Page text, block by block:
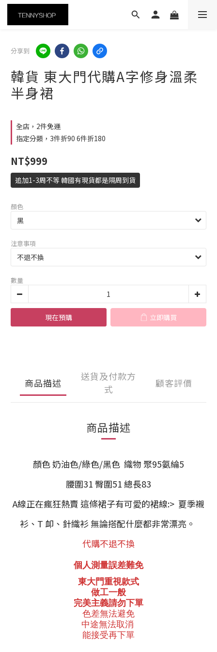
分享到
韓貨 東大門代購A字修身溫柔
半身裙
全店，2件免運
指定分類，3件折90 6件折180
NT$999
追加1-3周不等 韓國有現貨都是隔周到貨
顏色
注意事項
數量
現在預購 立即購買
商品描述
送貨及付款方
式
顧客評價
商品描述
顏色 奶油色/綠色/黑色 織物 聚95氨綸5
腰圍31 臀圍51 總長83
A線正在瘋狂熱賣 這條裙子有可愛的裙線:> 夏季襯
衫、T 卹、針織衫 無論搭配什麼都非常漂亮。
代購不退不換
個人測量誤差難免
東大門重視款式
做工一般
完美主義請勿下單
色差無法避免
中途無法取消
能接受再下單